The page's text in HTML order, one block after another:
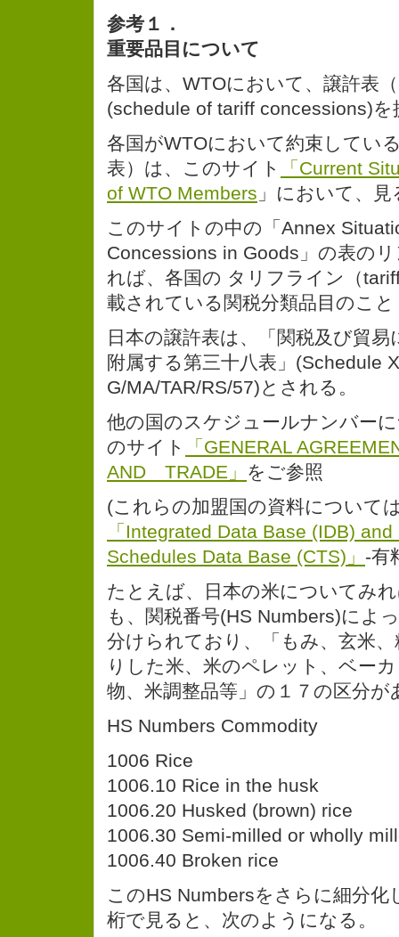
参考１．
重要品目について
各国は、WTOにおいて、譲許表
(schedule of tariff concessions)
各国がWTOにおいて約束してい
表）は、このサイト
「Current
of WTO Members 」において、
このサイトの中の「Annex
Concessions in Goods」の表の
れば、各国の タリフライン（
載されている関税分類品目のこ
日本の譲許表は、「関税及び貿
附属する第三十八表」(Schedule
G/MA/TAR/RS/57)とされる。
他の国のスケジュールナンバー
のサイト
「GENERAL
AND TRADE」 をご参照
(これらの加盟国の資料について
「Integrated Data Base (IDB)
Schedules Data Base (CTS)」 -有
たとえば、日本の米についてみ
も、関税番号(HS Numbers)によ
分けられており、「もみ、玄米
りした米、米のペレット、ベー
物、米調整品等」の１７の区分が
HS Numbers Commodity
1006 Rice
1006.10 Rice in the husk
1006.20 Husked (brown) rice
1006.30 Semi-milled or wholly
1006.40 Broken rice
このHS Numbersをさらに細分化
桁で見ると、次のようになる。